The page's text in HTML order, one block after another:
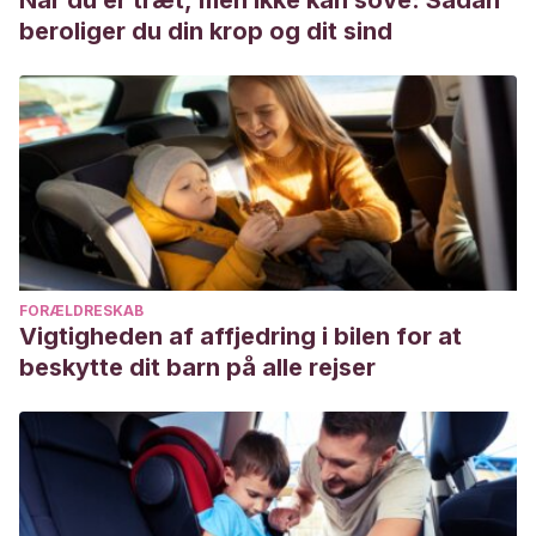
https://go.gale.com/ps/anonymous?
Garaigordobil Landazabal, M.(2004). Intervención
psicológica en la conducta agresiva y antisocial con niños.
Psicothema,16(3).
https://www.redalyc.org/html/727/72716315/
Noroño Morales, N. V., Cruz Segundo, R., Cadalso
Sorroche, R., & Fernández Benítez, O.(2002). Influencia
del medio familiar en niños con conductas agresivas.
Revista cubana de Pediatria
http://scielo.sld.cu/scielo.php?
script=sci_arttext&pid=S0034-75312002000200007
Verona, J. A. G., Pastor, J. F., De Paz, F., Barbosa, M.,
Macías, J. A., Maniega, M. A., … & Picornell, I.(2002).
Psicobiología de las conductas agresivas.Anales de
Psicología/Annals of Psychology,18(2), 293-303.
beroliger du din krop og dit sind
FORÆLDRESKAB
Vigtigheden af affjedring i bilen for at
beskytte dit barn på alle rejser